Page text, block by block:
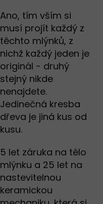
Ano, tím vším si
musí projít každý z
těchto mlýnků, z
nichž každý jeden je
originál - druhý
stejný nikde
nenajdete.
Jedinečná kresba
dřeva je jiná kus od
kusu.
5 let záruka na tělo
mlýnku a 25 let na
nastevitelnou
keramickou